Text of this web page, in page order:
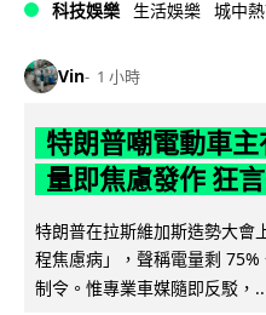
科技娛樂 生活娛樂 城中
Vin 1 小時
特朗普嘲電動車
量即焦慮發作 狂
特朗普在拉斯維加斯造勢大會
程焦慮病」，聲稱電量剩
制令。惟專業車媒隨即反駁，